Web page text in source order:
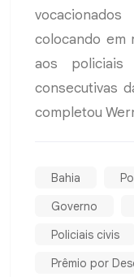
colocando em
aos
consecutivas
completou
Bahia
Governo
Policiais civis
Prêmio por